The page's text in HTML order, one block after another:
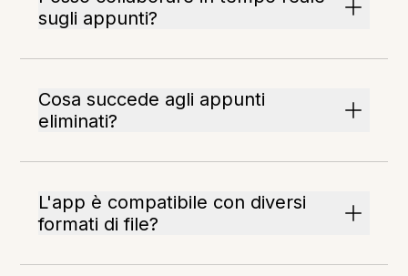
sugli appunti?
Cosa succede agli appunti
eliminati?
L'app è compatibile con diversi
formati di file?